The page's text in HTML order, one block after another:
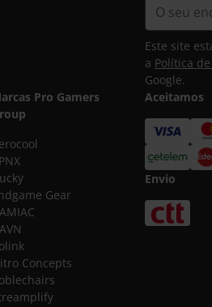
Este site
a Política
Google.
Pro Gamers
Gear
Concepts
Aceitamos
Envio